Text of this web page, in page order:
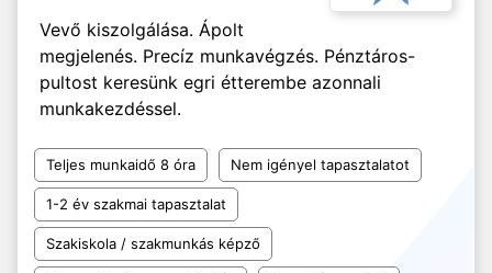
Vevő kiszolgálása. Ápolt
megjelenés. Precíz munkavégzés. Pénztáros-
pultost keresünk egri étterembe azonnali
munkakezdéssel.
Teljes munkaidő 8 óra Nem igényel tapasztalatot
1-2 év szakmai tapasztalat
Szakiskola / szakmunkás képző